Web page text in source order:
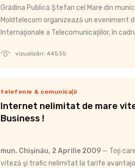
vizualizări: 44535
Grădina Publică Ştefan cel Mare din
Moldtelecom organizează un eveniment
Internaţionale a Telecomunicaţiilor, în
telefonie & comunicaţii
Internet nelimitat de mare
Business !
mun. Chişinău, 2 Aprilie 2009 — Toţi
viteză şi trafic nelimitat la tarife